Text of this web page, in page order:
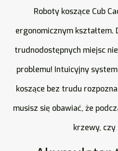
Roboty koszące Cub
ergonomicznym kształtem.
trudnodostępnych miejsc
problemu! Intuicyjny
koszące bez trudu
musisz się obawiać, że
krzewy, czy